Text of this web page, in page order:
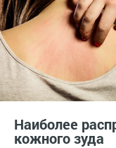
Наиболее
кожного зуда